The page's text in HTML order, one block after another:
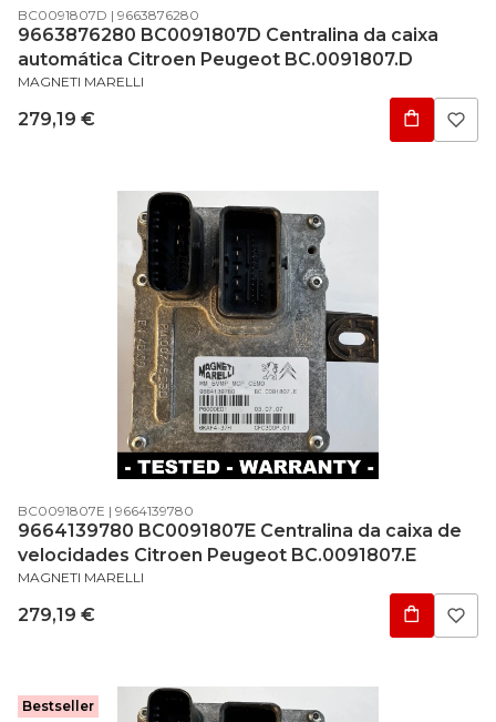
Código do produto
BC0091807D Código do fabricante
9663876280
9663876280 BC0091807D Centralina da caixa
automática Citroen Peugeot BC.0091807.D
FABRICANTE
MAGNETI MARELLI
Preço
279,19 €
Código do produto
BC0091807E Código do fabricante
9664139780
9664139780 BC0091807E Centralina da caixa de
velocidades Citroen Peugeot BC.0091807.E
FABRICANTE
MAGNETI MARELLI
Preço
279,19 €
Bestseller